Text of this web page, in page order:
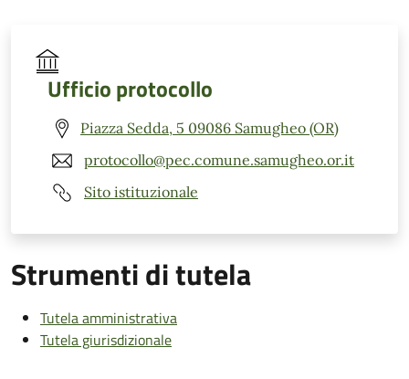
Ufficio protocollo
Piazza Sedda, 5 09086 Samugheo (OR)
protocollo@pec.comune.samugheo.or.it
Sito istituzionale
Strumenti di tutela
Tutela amministrativa
Tutela giurisdizionale